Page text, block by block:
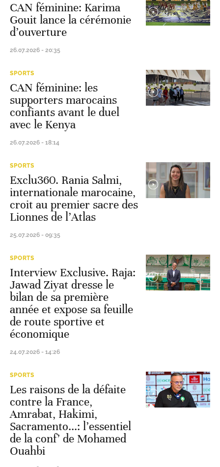
CAN féminine: Karima
Gouit lance la cérémonie
d’ouverture
26.07.2026 - 20:35
SPORTS
CAN féminine: les
supporters marocains
confiants avant le duel
avec le Kenya
26.07.2026 - 18:14
SPORTS
Exclu360. Rania Salmi,
internationale marocaine,
croit au premier sacre des
Lionnes de l’Atlas
25.07.2026 - 09:35
SPORTS
Interview Exclusive. Raja:
Jawad Ziyat dresse le
bilan de sa première
année et expose sa feuille
de route sportive et
économique
24.07.2026 - 14:26
SPORTS
Les raisons de la défaite
contre la France,
Amrabat, Hakimi,
Sacramento...: l’essentiel
de la conf’ de Mohamed
Ouahbi